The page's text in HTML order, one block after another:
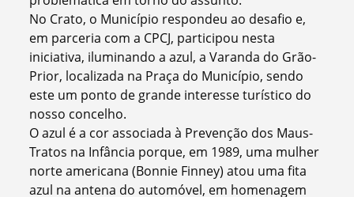
No Crato, o Município respondeu ao desafio e,
em parceria com a CPCJ, participou nesta
iniciativa, iluminando a azul, a Varanda do Grão-
Prior, localizada na Praça do Município, sendo
este um ponto de grande interesse turístico do
nosso concelho.
O azul é a cor associada à Prevenção dos Maus-
Tratos na Infância porque, em 1989, uma mulher
norte americana (Bonnie Finney) atou uma fita
azul na antena do automóvel, em homenagem